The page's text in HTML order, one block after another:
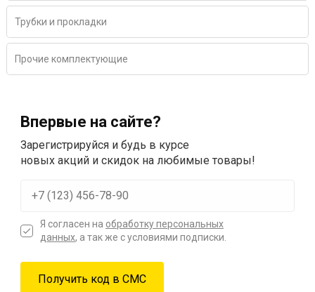
Трубки и прокладки
Прочие комплектующие
Впервые на сайте?
Зарегистрируйся и будь в курсе
новых акций и скидок на любимые товары!
Я согласен на обработку персональных
данных, а так же с условиями подписки.